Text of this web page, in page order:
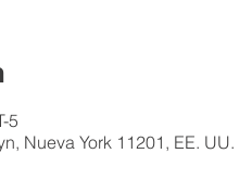
5
Nueva York 11201, EE. UU.